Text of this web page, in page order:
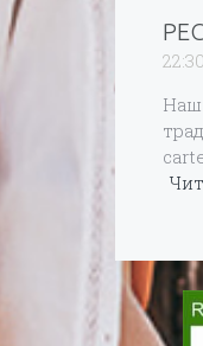
22:30
Наш